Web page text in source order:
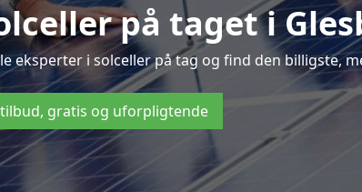
på taget i
eksperter i solceller på tag og find den billigste,
tilbud, gratis og uforpligtende